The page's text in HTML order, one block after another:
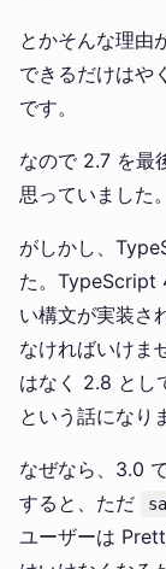
とかそんな理由
できるだけはや
です。
なので 2.7 を最
思っていました。
がしかし、
た。TypeScript
い構文が実装さ
なければいけま
はなく 2.8 とし
という話になり
なぜなら、3.0
すると、ただ
ユーザーは